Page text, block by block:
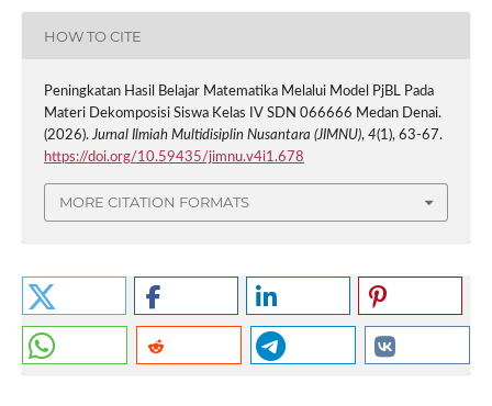
HOW TO CITE
Peningkatan Hasil Belajar Matematika Melalui Model PjBL Pada
Materi Dekomposisi Siswa Kelas IV SDN 066666 Medan Denai.
(2026).Jurnal Ilmiah Multidisiplin Nusantara (JIMNU), 4(1), 63-67.
https://doi.org/10.59435/jimnu.v4i1.678
MORE CITATION FORMATS